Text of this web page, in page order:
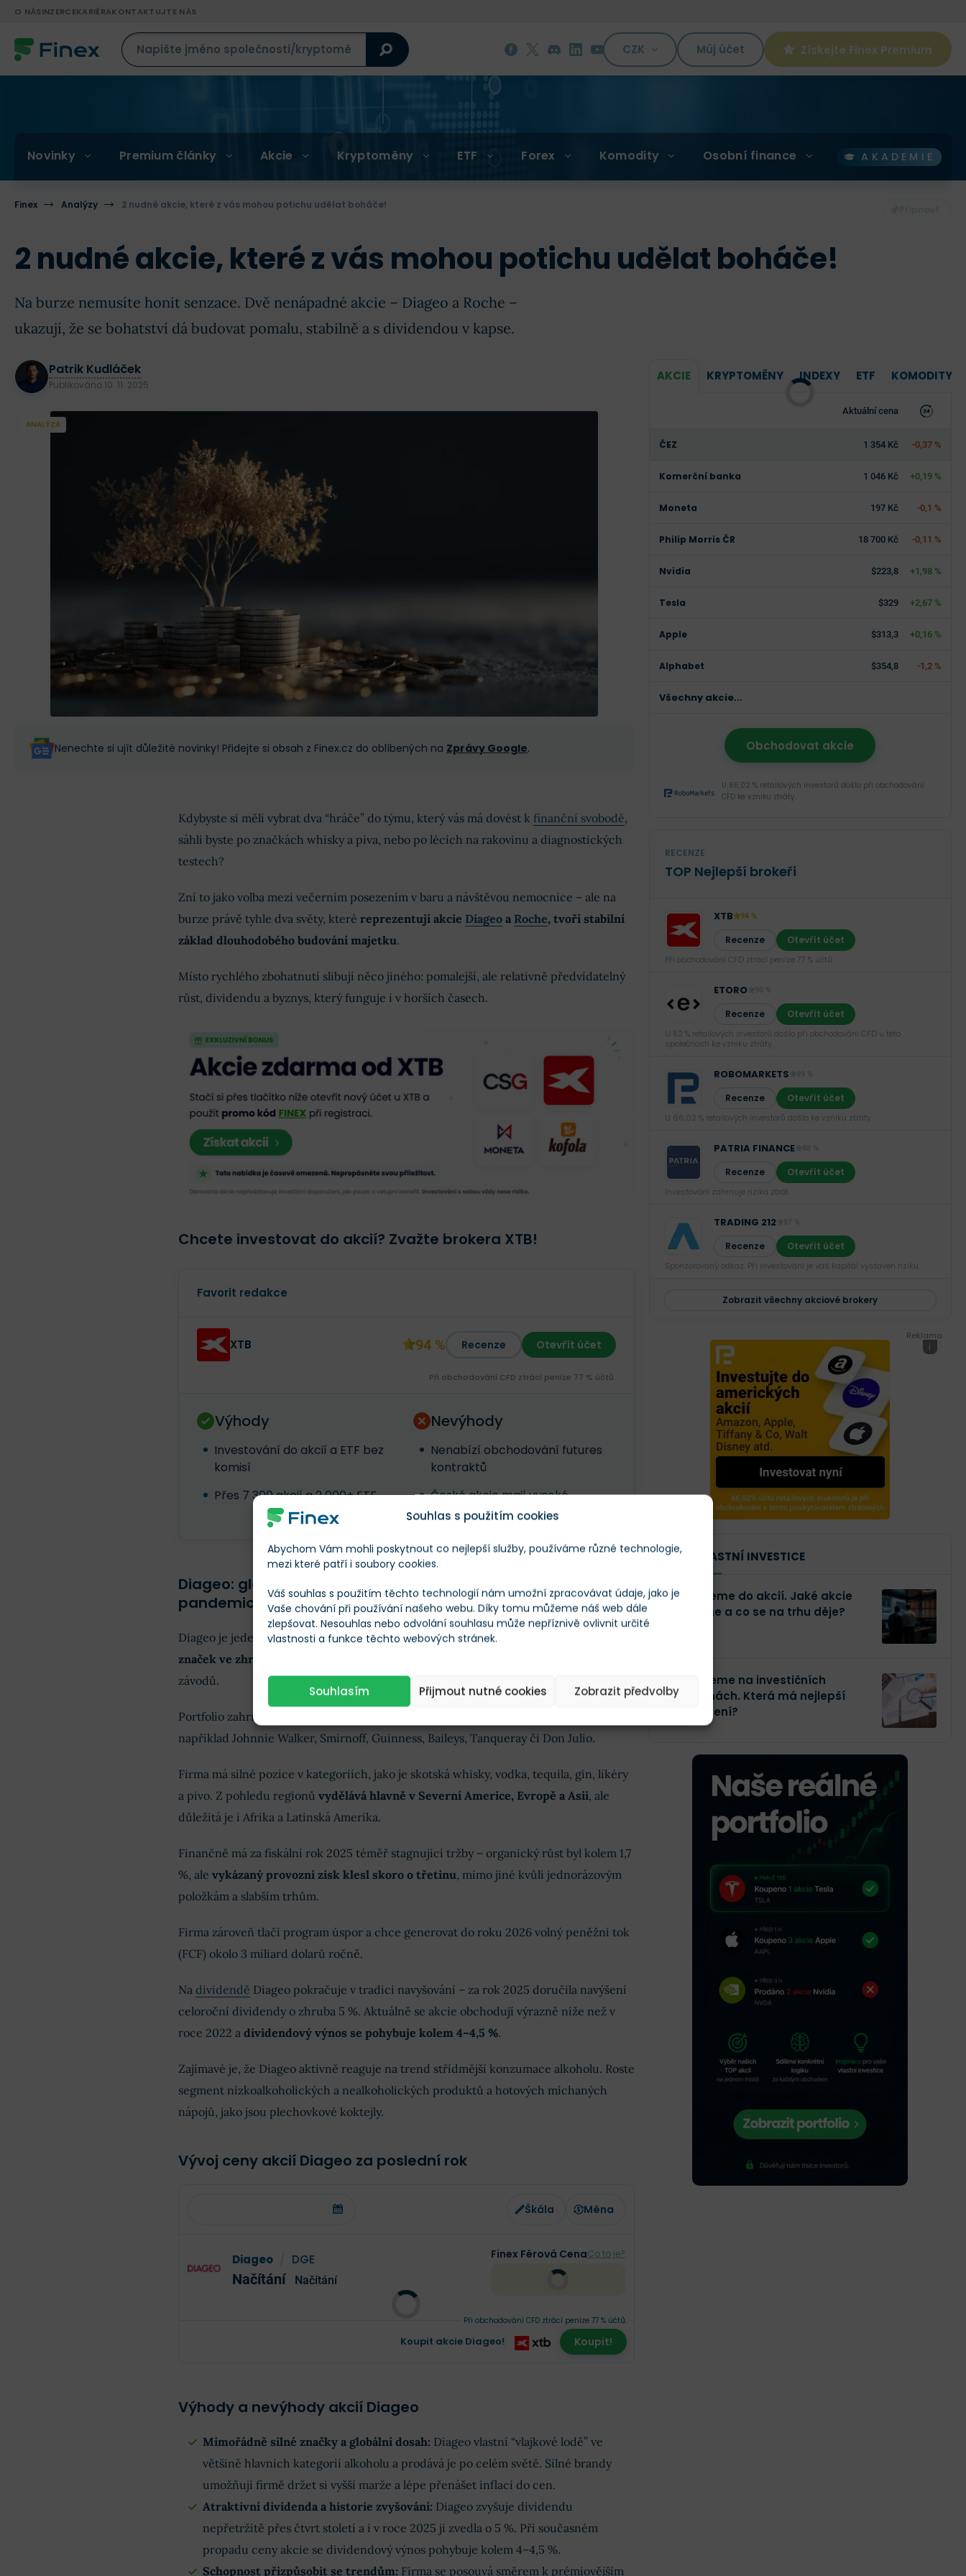
Souhlas s použitím cookies
Abychom Vám mohli poskytnout co nejlepší služby, používáme různé technologie,
mezi které patří i soubory cookies.
Váš souhlas s použitím těchto technologií nám umožní zpracovávat údaje, jako je
Vaše chování při používání našeho webu. Díky tomu můžeme náš web dále
zlepšovat. Nesouhlas nebo odvolání souhlasu může nepříznivě ovlivnit určité
vlastnosti a funkce těchto webových stránek.
Souhlasím Přijmout nutné cookies Zobrazit předvolby
O NÁSINZERCEKARIÉRAKONTAKTUJTE NÁS
CZK Můj účet Získejte Finex Premium
Novinky Premium články Akcie Kryptoměny ETF Forex Komodity Osobní finance AKADEMIE
Finex Analýzy 2 nudné akcie, které z vás mohou potichu udělat boháče!
2 nudné akcie, které z vás mohou potichu udělat boháče!
Na burze nemusíte honit senzace. Dvě nenápadné akcie – Diageo a Roche –
ukazují, že se bohatství dá budovat pomalu, stabilně a s dividendou v kapse.
Patrik Kudláček
Publikováno 10. 11. 2025
ANALÝZA
Nenechte si ujít důležité novinky! Přidejte si obsah z Finex.cz do oblíbených na Zprávy Google.
Kdybyste si měli vybrat dva “hráče” do týmu, který vás má dovést k finanční svobodě,
sáhli byste po značkách whisky a piva, nebo po lécích na rakovinu a diagnostických
testech?
Zní to jako volba mezi večerním posezením v baru a návštěvou nemocnice – ale na
burze právě tyhle dva světy, které reprezentují akcie Diageoa Roche, tvoří stabilní
základ dlouhodobého budování majetku.
Místo rychlého zbohatnutí slibují něco jiného: pomalejší, ale relativně předvídatelný
růst, dividendu a byznys, který funguje i v horších časech.
Chcete investovat do akcií? Zvažte brokera XTB!
Favorit redakce
XTB 94 % Recenze Otevřít účet
Při obchodování CFD ztrácí peníze 77 % účtů.
Výhody
Investování do akcií a ETF bez
komisí
Přes 7 300 akcií a 2 000+ ETF
Nevýhody
Nenabízí obchodování futures
kontraktů
České akcie mají vysoké
zdanění dividend (35 %)
Diageo: globální lídr v alkoholu, který řeší kocovinu po
pandemickém boomu
Diageo je jeden z největších hráčů na trhu s alkoholem na světě.
značek ve zhruba 180 zemích
závodů.
Portfolio zahrnuje 13 značek, které generují roční tržby v miliardách dolarů –
například Johnnie Walker, Smirnoff, Guinness, Baileys, Tanqueray či Don Julio.
Firma má silné pozice v kategoriích, jako je skotská whisky, vodka, tequila, gin, likéry
a pivo. Z pohledu regionů vydělává hlavně v Severní Americe, Evropě a Asii, ale
důležitá je i Afrika a Latinská Amerika.
Finančně má za fiskální rok 2025 téměř stagnující tržby – organický růst byl kolem 1,7
%, ale vykázaný provozní zisk klesl skoro o třetinu, mimo jiné kvůli jednorázovým
položkám a slabším trhům.
Firma zároveň tlačí program úspor a chce generovat do roku 2026 volný peněžní tok
(FCF) okolo 3 miliard dolarů ročně.
Na dividendě Diageo pokračuje v tradici navyšování – za rok 2025 doručila navýšení
celoroční dividendy o zhruba 5 %. Aktuálně se akcie obchodují výrazně níže než v
roce 2022 a dividendový výnos se pohybuje kolem 4–4,5 %.
Zajímavé je, že Diageo aktivně reaguje na trend střídmější konzumace alkoholu. Roste
segment nízkoalkoholických a nealkoholických produktů a hotových míchaných
nápojů, jako jsou plechovkové koktejly.
Vývoj ceny akcií Diageo za poslední rok
Škála Měna
Diageo DGE
Načítání Načítání
Finex Férová CenaCo to je?
Koupit akcie Diageo!
Při obchodování CFD ztrácí peníze 77 % účtů.
Koupit!
Výhody a nevýhody akcií Diageo
Mimořádně silné značky a globální dosah: Diageo vlastní “vlajkové lodě” ve
většině hlavních kategorií alkoholu a prodává je po celém světě. Silné brandy
umožňují firmě držet si vyšší marže a lépe přenášet inflaci do cen.
Atraktivní dividenda a historie zvyšování: Diageo zvyšuje dividendu
nepřetržitě přes čtvrt století a i v roce 2025 ji zvedla o 5 %. Při současném
propadu ceny akcie se dividendový výnos pohybuje kolem 4–4,5 %.
Schopnost přizpůsobit se trendům: Firma se posouvá směrem k prémiovějším
AKCIE KRYPTOMĚNY INDEXY ETF KOMODITY
Aktuální cena
ČEZ 1 354 Kč -0,37 %
Komerční banka 1 046 Kč +0,19 %
Moneta 197 Kč -0,1 %
Philip Morris ČR 18 700 Kč -0,11 %
Nvidia $223,8 +1,98 %
Tesla $329 +2,67 %
Apple $313,3 +0,16 %
Alphabet $354,8 -1,2 %
Všechny akcie...
Obchodovat akcie
U 66,02 % retailových investorů došlo při obchodování
CFD ke vzniku ztráty.
RECENZE
TOP Nejlepší brokeři
XTB 94 %
Recenze Otevřít účet
Při obchodování CFD ztrácí peníze 77 % účtů.
ETORO
Recenze Otevřít účet
U 52 % retailových investorů došlo při obchodování CFD u této
společnosti ke vzniku ztráty.
ROBOMARKETS
Recenze Otevřít účet
U 66,02 % retailových investorů došlo ke vzniku ztráty.
PATRIA FINANCE
Recenze Otevřít účet
Investování zahrnuje rizika ztrát.‎
TRADING 212
Recenze Otevřít účet
Sponzorovaný odkaz. Při investování je váš kapitál vystaven riziku.
Zobrazit všechny akciové brokery
Reklama
i
NAŠE VLASTNÍ INVESTICE
Investujeme do akcií. Jaké akcie
kupujeme a co se na trhu děje?
Investujeme na investičních
platformách. Která má nejlepší
zhodnocení?